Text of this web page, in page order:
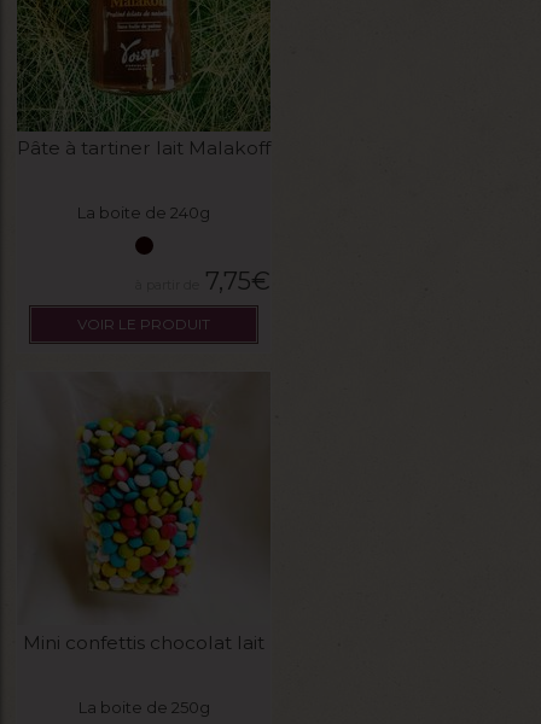
Pâte à tartiner lait Malakoff
La boite de 240g
7,75€
VOIR LE PRODUIT
Mini confettis chocolat lait
La boite de 250g